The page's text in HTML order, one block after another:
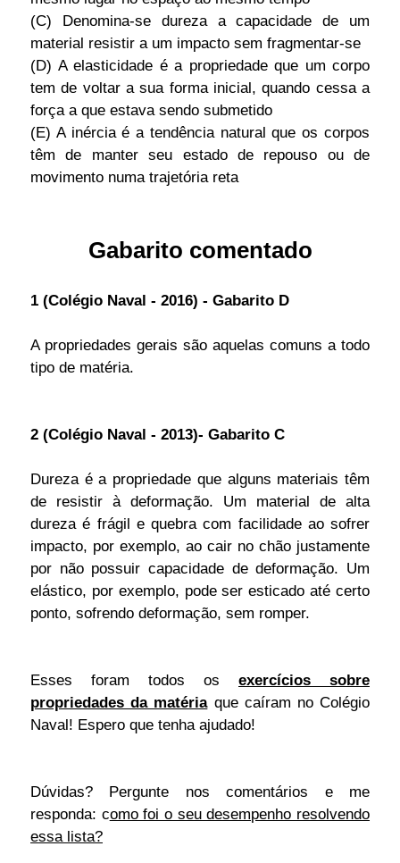
(C) Denomina-se dureza a capacidade de um
material resistir a um impacto sem fragmentar-se
(D) A elasticidade é a propriedade que um corpo
tem de voltar a sua forma inicial, quando cessa a
força a que estava sendo submetido
(E) A inércia é a tendência natural que os corpos
têm de manter seu estado de repouso ou de
movimento numa trajetória reta
Gabarito comentado
1 (Colégio Naval - 2016) - Gabarito D
A propriedades gerais são aquelas comuns a todo
tipo de matéria.
2 (Colégio Naval - 2013)- Gabarito C
Dureza é a propriedade que alguns materiais têm
de resistir à deformação. Um material de alta
dureza é frágil e quebra com facilidade ao sofrer
impacto, por exemplo, ao cair no chão justamente
por não possuir capacidade de deformação. Um
elástico, por exemplo, pode ser esticado até certo
ponto, sofrendo deformação, sem romper.
Esses foram todos os exercícios sobre
propriedades da matéria que caíram no Colégio
Naval! Espero que tenha ajudado!
Dúvidas? Pergunte nos comentários e me
responda: como foi o seu desempenho resolvendo
essa lista?